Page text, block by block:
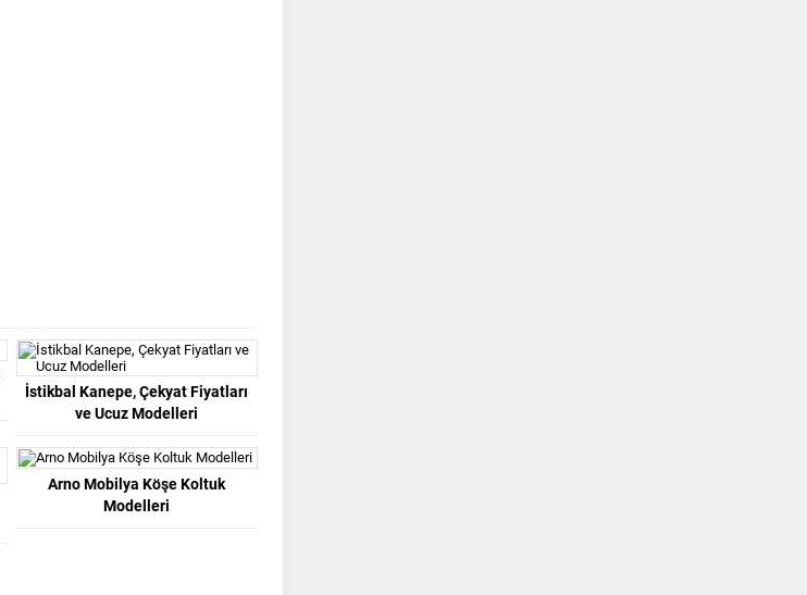
İstikbal Kanepe, Çekyat Fiyatları
ve Ucuz Modelleri
Arno Mobilya Köşe Koltuk
Modelleri